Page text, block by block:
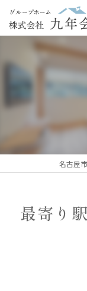
名古屋
最寄り